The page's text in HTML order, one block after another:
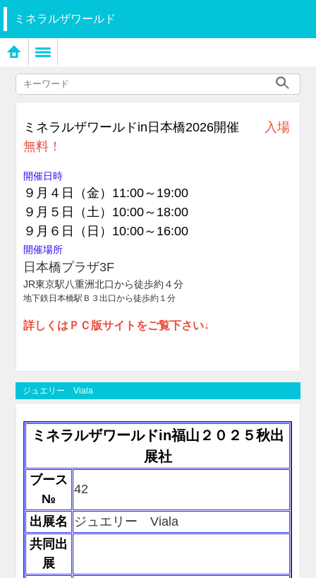
ミネラルザワールド
ミネラルザワールドin日本橋2026開催 入場
無料！
開催日時
９月４日（金）11:00～19:00
９月５日（土）10:00～18:00
９月６日（日）10:00～16:00
開催場所
日本橋プラザ3F
JR東京駅八重洲北口から徒歩約４分
地下鉄日本橋駅Ｂ３出口から徒歩約１分
詳しくはＰＣ版サイトをご覧下さい↓
ジュエリー Viala
ミネラルザワールドin福山２０２５秋出
展社
ブース
№
42
出展名
ジュエリー Viala
共同出
展